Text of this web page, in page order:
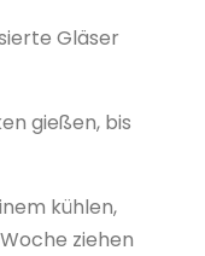
Gläser
gießen, bis
kühlen,
ziehen